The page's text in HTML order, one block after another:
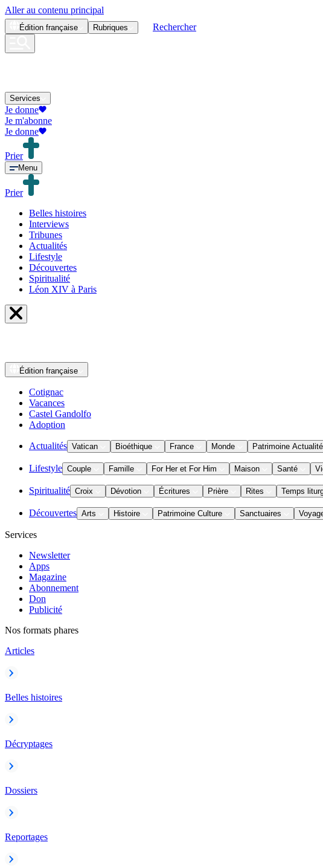
Aller au contenu principal
Édition française Rubriques Rechercher
Services
Je donne
Je m'abonne
Je donne
Prier
Menu
Prier
Belles histoires
Interviews
Tribunes
Actualités
Lifestyle
Découvertes
Spiritualité
Léon XIV à Paris
Édition française
Cotignac
Vacances
Castel Gandolfo
Adoption
Actualités Vatican Bioéthique France Monde Patrimoine
Lifestyle Couple Famille For Her et For Him Maison Santé
Spiritualité Croix Dévotion Écritures Prière Rites Temps
Découvertes Arts Histoire Patrimoine Culture Sanctuaires
Services
Newsletter
Apps
Magazine
Abonnement
Don
Publicité
Nos formats phares
Articles
Belles histoires
Décryptages
Dossiers
Reportages